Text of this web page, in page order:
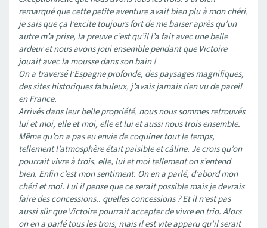
remarqué que cette petite aventure avait bien plu à mon chéri,
je sais que ça l’excite toujours fort de me baiser après qu’un
autre m’a prise, la preuve c’est qu’il l’a fait avec une belle
ardeur et nous avons joui ensemble pendant que Victoire
jouait avec la mousse dans son bain !
On a traversé l’Espagne profonde, des paysages magnifiques,
des sites historiques fabuleux, j’avais jamais rien vu de pareil
en France.
Arrivés dans leur belle propriété, nous nous sommes retrouvés
lui et moi, elle et moi, elle et lui et aussi nous trois ensemble.
Même qu’on a pas eu envie de coquiner tout le temps,
tellement l’atmosphère était paisible et câline. Je crois qu’on
pourrait vivre à trois, elle, lui et moi tellement on s’entend
bien. Enfin c’est mon sentiment. On en a parlé, d’abord mon
chéri et moi. Lui il pense que ce serait possible mais je devrais
faire des concessions.. quelles concessions ? Et il n’est pas
aussi sûr que Victoire pourrait accepter de vivre en trio. Alors
on en a parlé tous les trois, mais il est vite apparu qu’il serait